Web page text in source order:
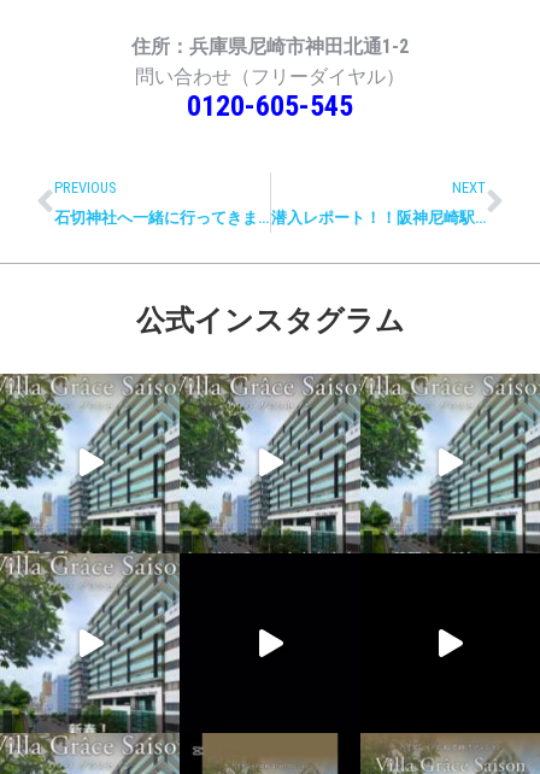
住所：兵庫県尼崎市神田北通1-2
問い合わせ（フリーダイヤル）
0120-605-545
PREVIOUS
石切神社へ一緒に行ってきました☆
NEXT
潜入レポート！！阪神尼崎駅前が・・・・！！
公式インスタグラム